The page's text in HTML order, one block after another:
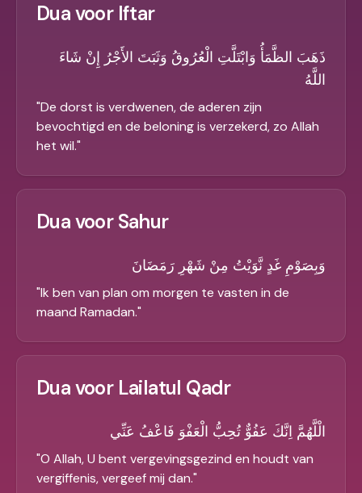
Dua voor Iftar
ذَهَبَ الظَّمَأُ وَابْتَلَّتِ الْعُرُوقُ وَثَبَتَ الأَجْرُ إِنْ شَاءَ
اللَّهُ
"De dorst is verdwenen, de aderen zijn
bevochtigd en de beloning is verzekerd, zo Allah
het wil."
Dua voor Sahur
وَبِصَوْمِ غَدٍ نَّوَيْتُ مِنْ شَهْرِ رَمَضَانَ
"Ik ben van plan om morgen te vasten in de
maand Ramadan."
Dua voor Lailatul Qadr
الْلَّهُمَّ اِنَّكَ عَفُوٌّ تُحِبُّ الْعَفْوَ فَاعْفُ عَنِّي
"O Allah, U bent vergevingsgezind en houdt van
vergiffenis, vergeef mij dan."